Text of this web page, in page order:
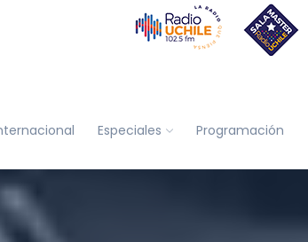
Especiales Programación